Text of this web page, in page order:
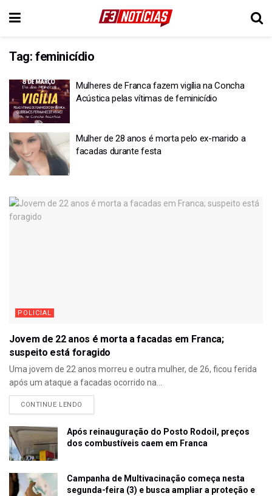
Tag: feminicídio
Mulheres de Franca fazem vigília na Concha
Acústica pelas vítimas de feminicídio
Mulher de 28 anos é morta pelo ex-marido a
facadas durante festa
POLICIAL
Jovem de 22 anos é morta a facadas em Franca;
suspeito está foragido
Uma jovem de 22 anos morreu e outra mulher, de 26, ficou ferida
após um ataque a facadas ocorrido na...
CONTINUE LENDO
Após reinauguração do Posto Rodoil, preços
dos combustíveis caem em Franca
Campanha de Multivacinação começa nesta
segunda-feira (3) e busca ampliar a proteção e